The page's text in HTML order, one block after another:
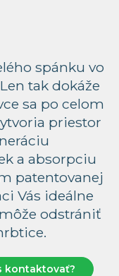
spánku vo
tak dokáže
sa po celom
priestor
a absorpciu
patentovanej
Vás ideálne
odstrániť
kontaktovať?